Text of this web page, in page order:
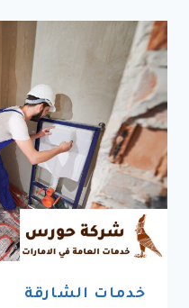
خدمات الشارقة